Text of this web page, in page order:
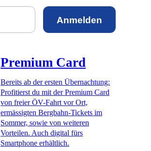
Anmelden
Premium Card
Bereits ab der ersten Übernachtung:
Profitierst du mit der Premium Card
von freier ÖV-Fahrt vor Ort,
ermässigten Bergbahn-Tickets im
Sommer, sowie von weiteren
Vorteilen. Auch digital fürs
Smartphone erhältlich.